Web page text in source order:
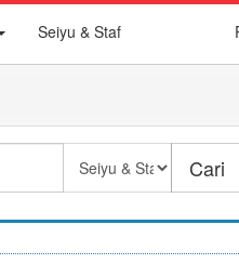
Seiyu & Staf
Cari